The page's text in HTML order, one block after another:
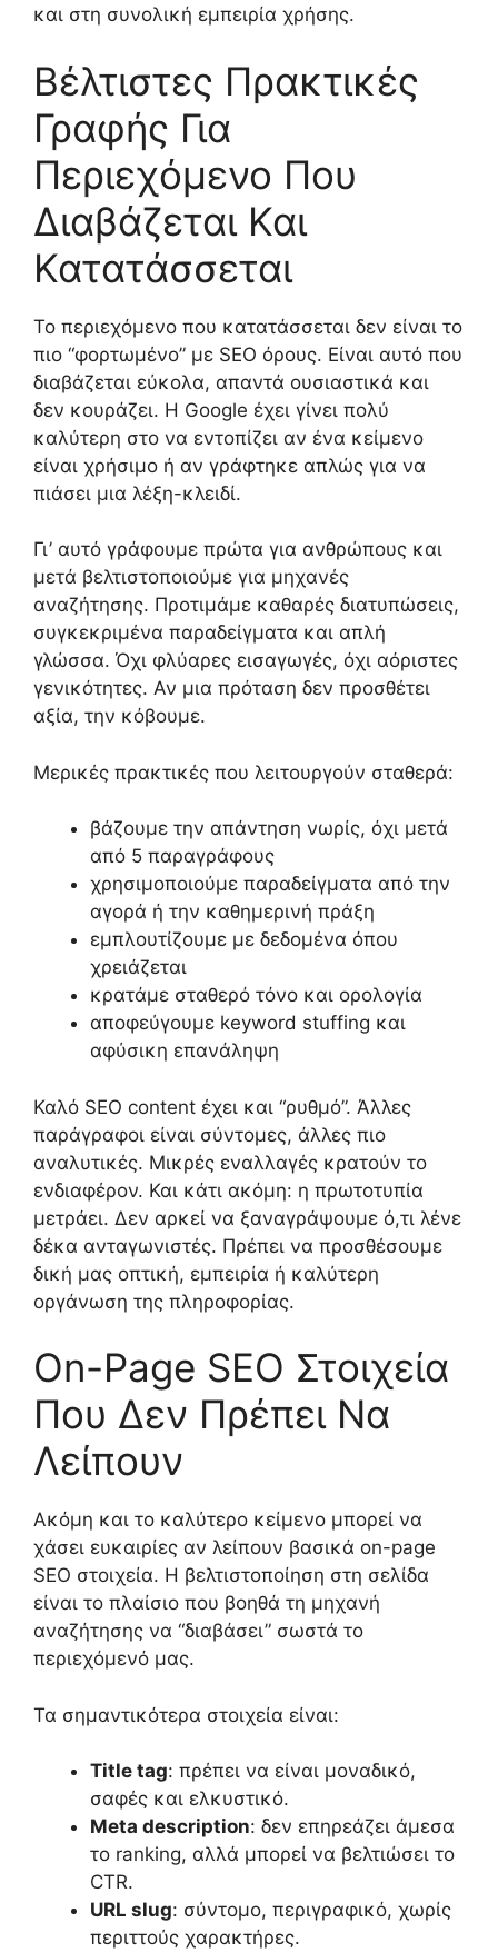
και στη συνολική εμπειρία χρήσης.
Βέλτιστες Πρακτικές
Γραφής Για
Περιεχόμενο Που
Διαβάζεται Και
Κατατάσσεται
Το περιεχόμενο που κατατάσσεται δεν είναι το
πιο “φορτωμένο” με SEO όρους. Είναι αυτό που
διαβάζεται εύκολα, απαντά ουσιαστικά και
δεν κουράζει. Η Google έχει γίνει πολύ
καλύτερη στο να εντοπίζει αν ένα κείμενο
είναι χρήσιμο ή αν γράφτηκε απλώς για να
πιάσει μια λέξη-κλειδί.
Γι’ αυτό γράφουμε πρώτα για ανθρώπους και
μετά βελτιστοποιούμε για μηχανές
αναζήτησης. Προτιμάμε καθαρές διατυπώσεις,
συγκεκριμένα παραδείγματα και απλή
γλώσσα. Όχι φλύαρες εισαγωγές, όχι αόριστες
γενικότητες. Αν μια πρόταση δεν προσθέτει
αξία, την κόβουμε.
Μερικές πρακτικές που λειτουργούν σταθερά:
βάζουμε την απάντηση νωρίς, όχι μετά
από 5 παραγράφους
χρησιμοποιούμε παραδείγματα από την
αγορά ή την καθημερινή πράξη
εμπλουτίζουμε με δεδομένα όπου
χρειάζεται
κρατάμε σταθερό τόνο και ορολογία
αποφεύγουμε keyword stuffing και
αφύσικη επανάληψη
Καλό SEO content έχει και “ρυθμό”. Άλλες
παράγραφοι είναι σύντομες, άλλες πιο
αναλυτικές. Μικρές εναλλαγές κρατούν το
ενδιαφέρον. Και κάτι ακόμη: η πρωτοτυπία
μετράει. Δεν αρκεί να ξαναγράψουμε ό,τι λένε
δέκα ανταγωνιστές. Πρέπει να προσθέσουμε
δική μας οπτική, εμπειρία ή καλύτερη
οργάνωση της πληροφορίας.
On-Page SEO Στοιχεία
Που Δεν Πρέπει Να
Λείπουν
Ακόμη και το καλύτερο κείμενο μπορεί να
χάσει ευκαιρίες αν λείπουν βασικά on-page
SEO στοιχεία. Η βελτιστοποίηση στη σελίδα
είναι το πλαίσιο που βοηθά τη μηχανή
αναζήτησης να “διαβάσει” σωστά το
περιεχόμενό μας.
Τα σημαντικότερα στοιχεία είναι:
Title tag: πρέπει να είναι μοναδικό,
σαφές και ελκυστικό.
Meta description: δεν επηρεάζει άμεσα
το ranking, αλλά μπορεί να βελτιώσει το
CTR.
URL slug: σύντομο, περιγραφικό, χωρίς
περιττούς χαρακτήρες.